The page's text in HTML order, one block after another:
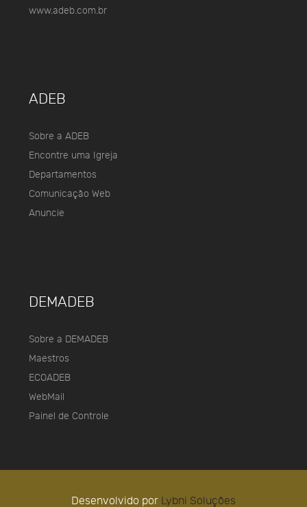
www.adeb.com.br
ADEB
Sobre a ADEB
Encontre uma Igreja
Departamentos
Comunicação Web
Anuncie
DEMADEB
Sobre a DEMADEB
Maestros
ECOADEB
WebMail
Painel de Controle
Desenvolvido por Lybni Soluções